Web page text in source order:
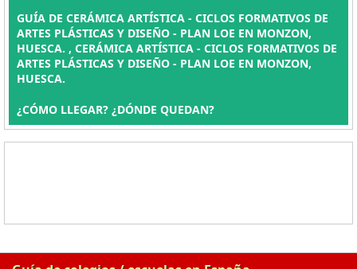
GUÍA DE CERÁMICA ARTÍSTICA - CICLOS FORMATIVOS DE
ARTES PLÁSTICAS Y DISEÑO - PLAN LOE EN MONZON,
HUESCA. , CERÁMICA ARTÍSTICA - CICLOS FORMATIVOS DE
ARTES PLÁSTICAS Y DISEÑO - PLAN LOE EN MONZON,
HUESCA.
¿CÓMO LLEGAR? ¿DÓNDE QUEDAN?